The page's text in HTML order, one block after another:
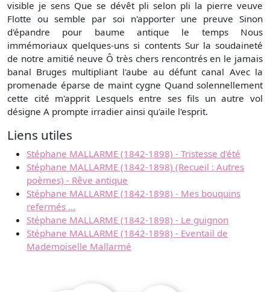
visible je sens Que se dévêt pli selon pli la pierre veuve
Flotte ou semble par soi n'apporter une preuve Sinon
d'épandre pour baume antique le temps Nous
immémoriaux quelques-uns si contents Sur la soudaineté
de notre amitié neuve Ô très chers rencontrés en le jamais
banal Bruges multipliant l'aube au défunt canal Avec la
promenade éparse de maint cygne Quand solennellement
cette cité m'apprit Lesquels entre ses fils un autre vol
désigne A prompte irradier ainsi qu'aile l'esprit.
Liens utiles
Stéphane MALLARME (1842-1898) - Tristesse d'été
Stéphane MALLARME (1842-1898) (Recueil : Autres
poèmes) - Rêve antique
Stéphane MALLARME (1842-1898) - Mes bouquins
refermés ...
Stéphane MALLARME (1842-1898) - Le guignon
Stéphane MALLARME (1842-1898) - Eventail de
Mademoiselle Mallarmé